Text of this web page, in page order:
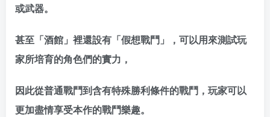
或武器。
甚至「酒館」裡還設有「假想戰鬥」，可以用來測試玩
家所培育的角色們的實力，
因此從普通戰鬥到含有特殊勝利條件的戰鬥，玩家可以
更加盡情享受本作的戰鬥樂趣。